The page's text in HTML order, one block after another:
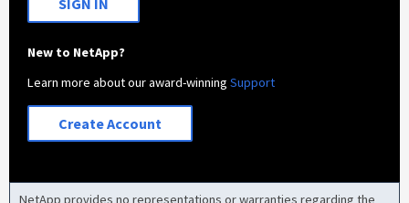
SIGN IN
New to NetApp?
Learn more about our award-winningSupport
Create Account
NetApp provides no representations or warranties regarding the